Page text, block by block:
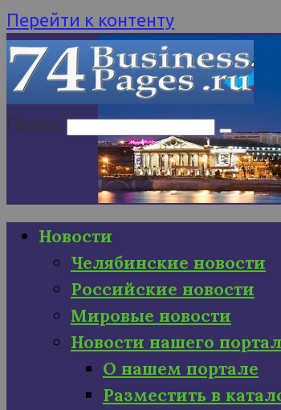
Перейти к контенту
Поиск:
Новости
Челябинские новости
Российские новости
Мировые новости
Новости нашего
О нашем портале
Разместить в